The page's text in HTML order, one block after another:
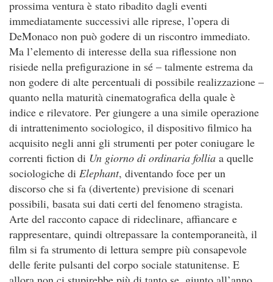
prossima ventura è stato ribadito dagli eventi
immediatamente successivi alle riprese, l’opera di
DeMonaco non può godere di un riscontro immediato.
Ma l’elemento di interesse della sua riflessione non
risiede nella prefigurazione in sé – talmente estrema da
non godere di alte percentuali di possibile realizzazione –
quanto nella maturità cinematografica della quale è
indice e rilevatore. Per giungere a una simile operazione
di intrattenimento sociologico, il dispositivo filmico ha
acquisito negli anni gli strumenti per poter coniugare le
correnti fiction di Un giorno di ordinaria follia a quelle
sociologiche di Elephant, diventando foce per un
discorso che si fa (divertente) previsione di scenari
possibili, basata sui dati certi del fenomeno stragista.
Arte del racconto capace di rideclinare, affiancare e
rappresentare, quindi oltrepassare la contemporaneità, il
film si fa strumento di lettura sempre più consapevole
delle ferite pulsanti del corpo sociale statunitense. E